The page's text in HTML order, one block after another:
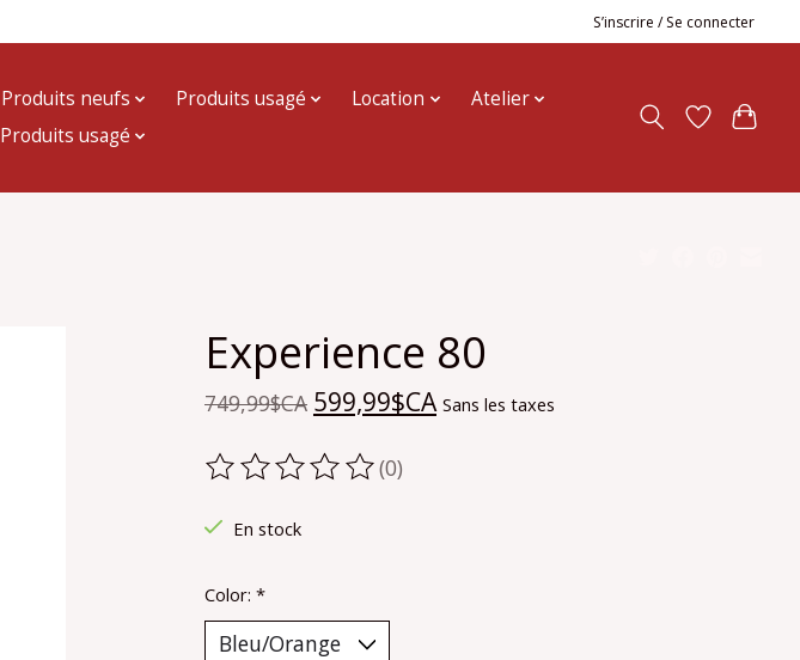
S’inscrire / Se connecter
Produits neufs Produits usagé Location
Atelier
Produits usagé
Experience 80
749,99$CA 599,99$CA Sans les taxes
Ce produit est évalué à
(0)
En stock
Color: *